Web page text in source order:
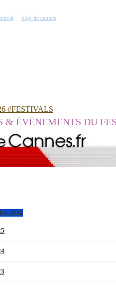
blog de cannes
#FESTIVALS
& ÉVÉNEMENTS DU
2026